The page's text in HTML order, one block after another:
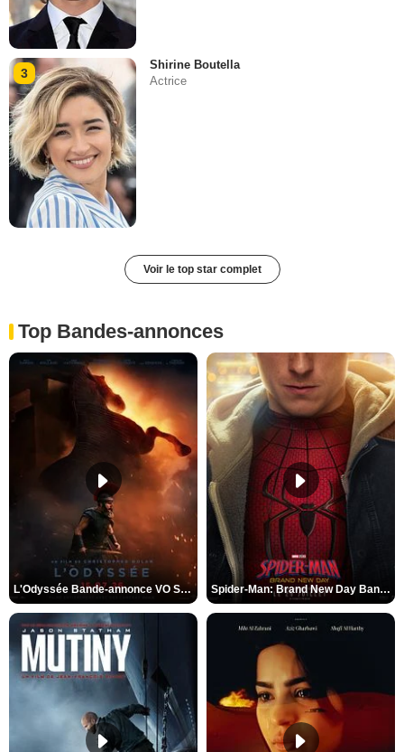
3
Shirine Boutella
Actrice
Voir le top star complet
Top Bandes-annonces
L'Odyssée Bande-annonce VO STFR Spider-Man: Brand New Day Bande-annonce VO STFR